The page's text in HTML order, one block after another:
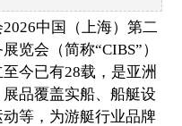
中国（上海）第二
览会（简称“CIBS”）
今已有28载，是亚洲
品覆盖实船、船艇设
等，为游艇行业品牌